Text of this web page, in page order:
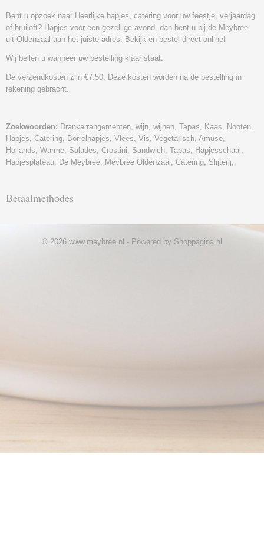
Bent u opzoek naar Heerlijke hapjes, catering voor uw feestje, verjaardag
of bruiloft? Hapjes voor een gezellige avond, dan bent u bij de Meybree
uit Oldenzaal aan het juiste adres. Bekijk en bestel direct online!
Wij bellen u wanneer uw bestelling klaar staat.
De verzendkosten zijn €7.50. Deze kosten worden na de bestelling in
rekening gebracht.
Zoekwoorden: Drankarrangementen, wijn, wijnen, Tapas, Kaas, Nooten,
Hapjes, Catering, Borrelhapjes, Vlees, Vis, Vegetarisch, Amuse,
Hollands, Warme, Salades, Crostini, Sandwich, Tapas, Hapjesschaal,
Hapjesplateau, De Meybree, Meybree Oldenzaal, Catering, Slijterij,
Betaalmethodes
© 2026 www.meybree.nl - Powered by Shoppagina.nl